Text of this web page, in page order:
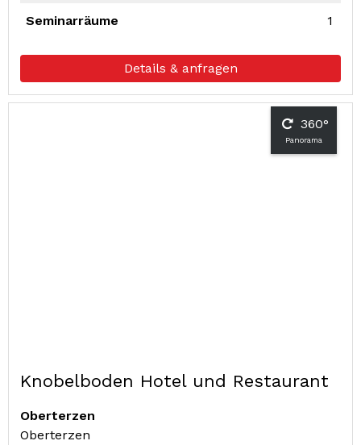
Seminarräume 1
Details & anfragen
360°
Panorama
Knobelboden Hotel und Restaurant
Oberterzen
Oberterzen